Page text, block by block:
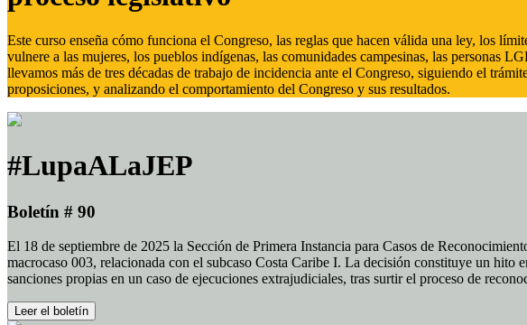
Este curso enseña cómo funciona el Congreso, las reglas que hacen válida una ley, los
vulnere a las mujeres, los pueblos indígenas, las comunidades campesinas, las personas
llevamos más de tres décadas de trabajo de incidencia ante el Congreso, siguiendo el
proposiciones, y analizando el comportamiento del Congreso y sus resultados.
#LupaALaJEP
Boletín # 90
El 18 de septiembre de 2025 la Sección de Primera Instancia para Casos de
macrocaso 003, relacionada con el subcaso Costa Caribe I. La decisión constituye un
sanciones propias en un caso de ejecuciones extrajudiciales, tras surtir el proceso de
Leer el boletín